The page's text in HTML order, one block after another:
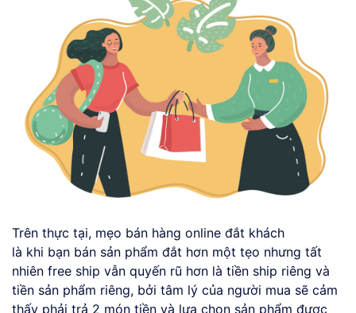
Trên thực tại, mẹo bán hàng online đắt khách
là khi bạn bán sản phẩm đắt hơn một tẹo nhưng tất
nhiên free ship vẫn quyến rũ hơn là tiền ship riêng và
tiền sản phẩm riêng, bởi tâm lý của người mua sẽ cảm
thấy phải trả 2 món tiền và lựa chọn sản phẩm được